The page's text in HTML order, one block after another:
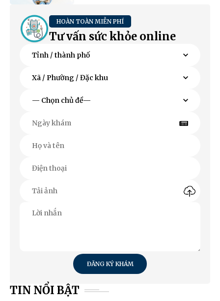
HOÀN TOÀN MIỄN PHÍ
Tư vấn sức khỏe online
ĐĂNG KÝ KHÁM
TIN NỔI BẬT